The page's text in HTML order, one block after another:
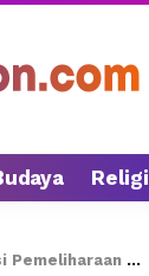
Religi
Dunia